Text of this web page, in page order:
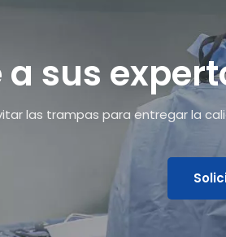
sus
las trampas para entregar la